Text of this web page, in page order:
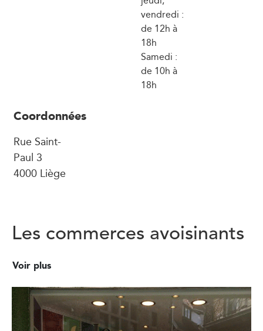
vendredi :
de 12h à
18h
Samedi :
de 10h à
18h
Coordonnées
Rue Saint-
Paul 3
4000 Liège
Les commerces avoisinants
Voir plus